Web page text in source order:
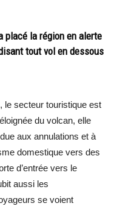
placé la région en alerte
tout vol en dessous
le secteur touristique est
du volcan, elle
aux annulations et à
domestique vers des
d’entrée vers le
aussi les
se voient